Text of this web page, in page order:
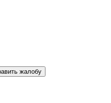
жалобу